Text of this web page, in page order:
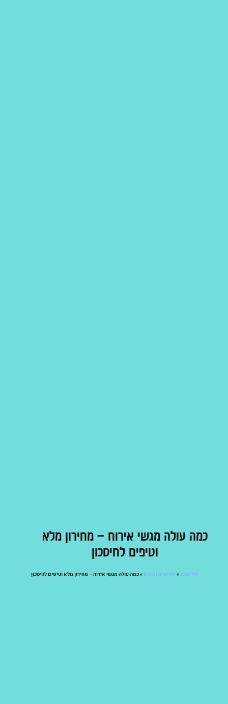
כמה עולה מגשי אירוח – מחירון מלא
וטיפים לחיסכון
דף הבית» אירועים ונהנים »כמה עולה מגשי אירוח – מחירון מלא וטיפים לחיסכון